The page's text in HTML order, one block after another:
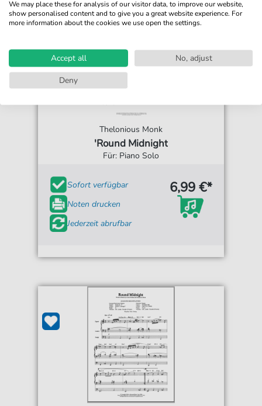
Thelonious Monk
'Round Midnight
Für: Piano Solo
Sofort verfügbar
Noten drucken
Jederzeit abrufbar
6,99 €*
We may place these for analysis of our visitor data, to improve our website,
show personalised content and to give you a great website experience. For
more information about the cookies we use open the settings.
Accept all
No, adjust
Deny